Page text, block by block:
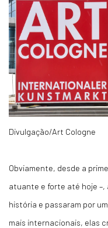
Divulgação/Art Cologne
Obviamente, desde a
atuante e forte até hoje –,
história e passaram por
mais internacionais, elas